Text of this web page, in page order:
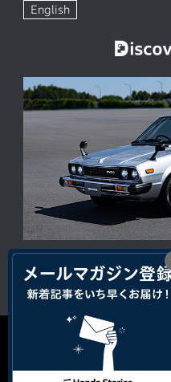
English
ACCORD 50周年。人と時代
デルの歩み
サイトマップ
プラ
ソーシャルメディア利用規約